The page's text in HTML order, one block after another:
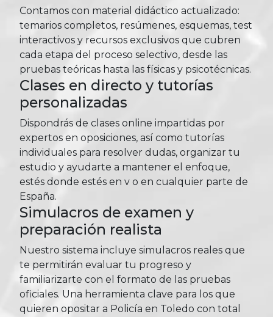
Contamos con material didáctico actualizado:
temarios completos, resúmenes, esquemas, test
interactivos y recursos exclusivos que cubren
cada etapa del proceso selectivo, desde las
pruebas teóricas hasta las físicas y psicotécnicas.
Clases en directo y tutorías
personalizadas
Dispondrás de clases online impartidas por
expertos en oposiciones, así como tutorías
individuales para resolver dudas, organizar tu
estudio y ayudarte a mantener el enfoque,
estés donde estés en v o en cualquier parte de
España.
Simulacros de examen y
preparación realista
Nuestro sistema incluye simulacros reales que
te permitirán evaluar tu progreso y
familiarizarte con el formato de las pruebas
oficiales. Una herramienta clave para los que
quieren opositar a Policía en Toledo con total